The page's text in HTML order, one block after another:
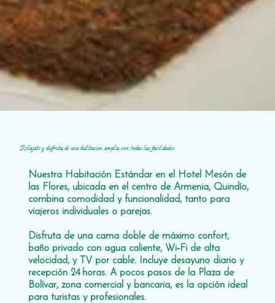
Relájate y disfruta de una habitación amplia con todas las facilidades
Nuestra Habitación Estándar en el Hotel Mesón de
las Flores, ubicada en el centro de Armenia, Quindío,
combina comodidad y funcionalidad, tanto para
viajeros individuales o parejas.
Disfruta de una cama doble de máximo confort,
baño privado con agua caliente, Wi‑Fi de alta
velocidad, y TV por cable. Incluye desayuno diario y
recepción 24 horas. A pocos pasos de la Plaza de
Bolívar, zona comercial y bancaria, es la opción ideal
para turistas y profesionales.